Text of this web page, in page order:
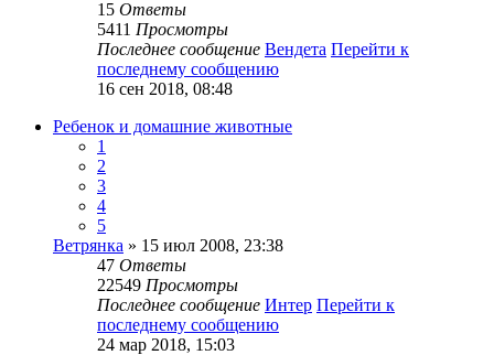
15 Ответы
5411 Просмотры
Последнее сообщение Вендета Перейти к
последнему сообщению
16 сен 2018, 08:48
Ребенок и домашние животные
1
2
3
4
5
Ветрянка » 15 июл 2008, 23:38
47 Ответы
22549 Просмотры
Последнее сообщение Интер Перейти к
последнему сообщению
24 мар 2018, 15:03